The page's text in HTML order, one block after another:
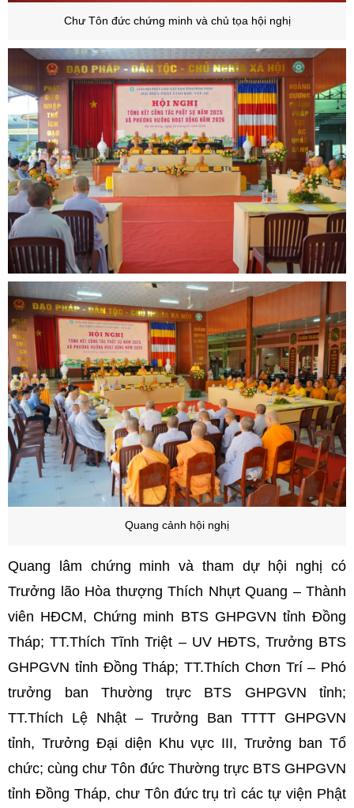
Chư Tôn đức chứng minh và chủ tọa hội nghị
Quang cảnh hội nghị
Quang lâm chứng minh và tham dự hội nghị có
Trưởng lão Hòa thượng Thích Nhựt Quang – Thành
viên HĐCM, Chứng minh BTS GHPGVN tỉnh Đồng
Tháp; TT.Thích Tĩnh Triệt – UV HĐTS, Trưởng BTS
GHPGVN tỉnh Đồng Tháp; TT.Thích Chơn Trí – Phó
trưởng ban Thường trực BTS GHPGVN tỉnh;
TT.Thích Lệ Nhật – Trưởng Ban TTTT GHPGVN
tỉnh, Trưởng Đại diện Khu vực III, Trưởng ban Tổ
chức; cùng chư Tôn đức Thường trực BTS GHPGVN
tỉnh Đồng Tháp, chư Tôn đức trụ trì các tự viện Phật